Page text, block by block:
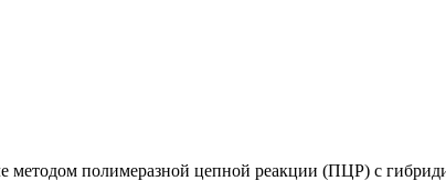
полимеразной цепной реакции (ПЦР) с